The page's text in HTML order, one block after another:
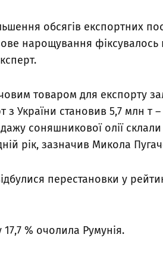
обсягів експортних
нарощування фіксувалось
товаром для експорту
з України становив 5,7 млн т
соняшникової олії
рік, зазначив Микола
перестановки у
% очолила Румунія.